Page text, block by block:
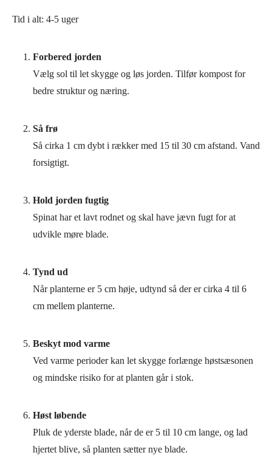
Tid i alt: 4-5 uger
Forbered jorden
Vælg sol til let skygge og løs jorden. Tilfør kompost for
bedre struktur og næring.
Så frø
Så cirka 1 cm dybt i rækker med 15 til 30 cm afstand. Vand
forsigtigt.
Hold jorden fugtig
Spinat har et lavt rodnet og skal have jævn fugt for at
udvikle møre blade.
Tynd ud
Når planterne er 5 cm høje, udtynd så der er cirka 4 til 6
cm mellem planterne.
Beskyt mod varme
Ved varme perioder kan let skygge forlænge høstsæsonen
og mindske risiko for at planten går i stok.
Høst løbende
Pluk de yderste blade, når de er 5 til 10 cm lange, og lad
hjertet blive, så planten sætter nye blade.